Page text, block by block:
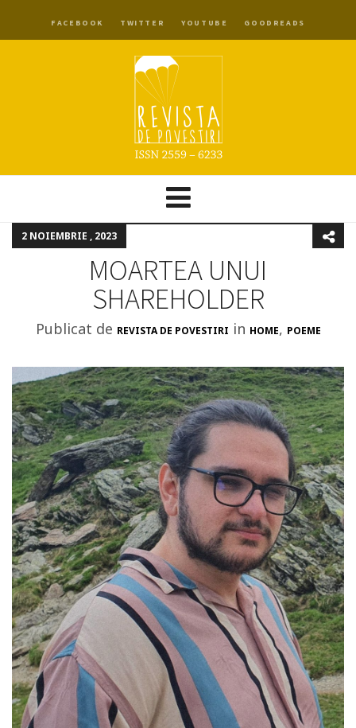
FACEBOOK TWITTER YOUTUBE GOODREADS
2 NOIEMBRIE , 2023
MOARTEA UNUI
SHAREHOLDER
Publicat de REVISTA DE POVESTIRI in HOME, POEME